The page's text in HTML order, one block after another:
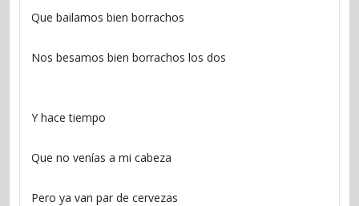
Que bailamos bien borrachos
Nos besamos bien borrachos los dos
Y hace tiempo
Que no venías a mi cabeza
Pero ya van par de cervezas